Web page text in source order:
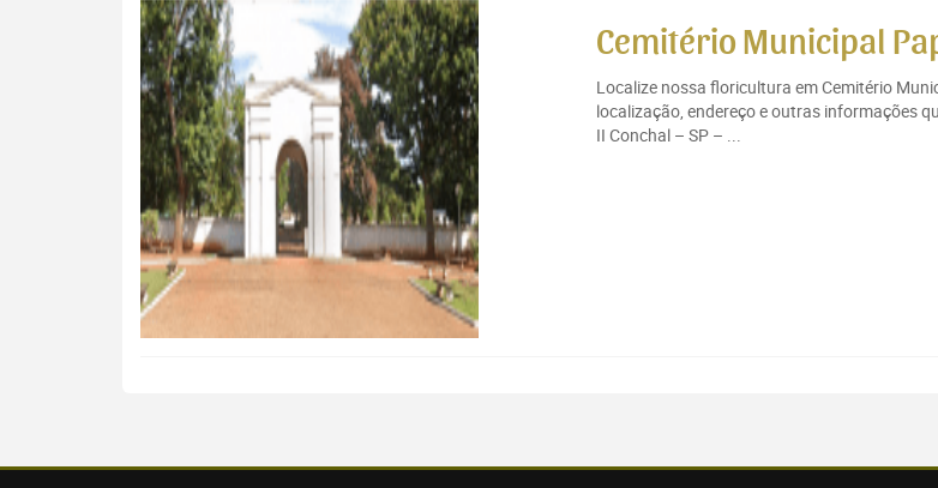
Cemitério Municipal
Localize nossa floricultura em Cemitério
localização, endereço e outras informações
II Conchal – SP – ...